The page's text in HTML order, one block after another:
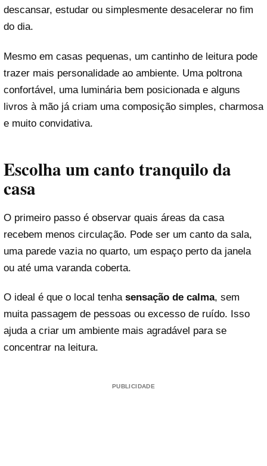
descansar, estudar ou simplesmente desacelerar no fim
do dia.
Mesmo em casas pequenas, um cantinho de leitura pode
trazer mais personalidade ao ambiente. Uma poltrona
confortável, uma luminária bem posicionada e alguns
livros à mão já criam uma composição simples, charmosa
e muito convidativa.
Escolha um canto tranquilo da
casa
O primeiro passo é observar quais áreas da casa
recebem menos circulação. Pode ser um canto da sala,
uma parede vazia no quarto, um espaço perto da janela
ou até uma varanda coberta.
O ideal é que o local tenha sensação de calma, sem
muita passagem de pessoas ou excesso de ruído. Isso
ajuda a criar um ambiente mais agradável para se
concentrar na leitura.
PUBLICIDADE